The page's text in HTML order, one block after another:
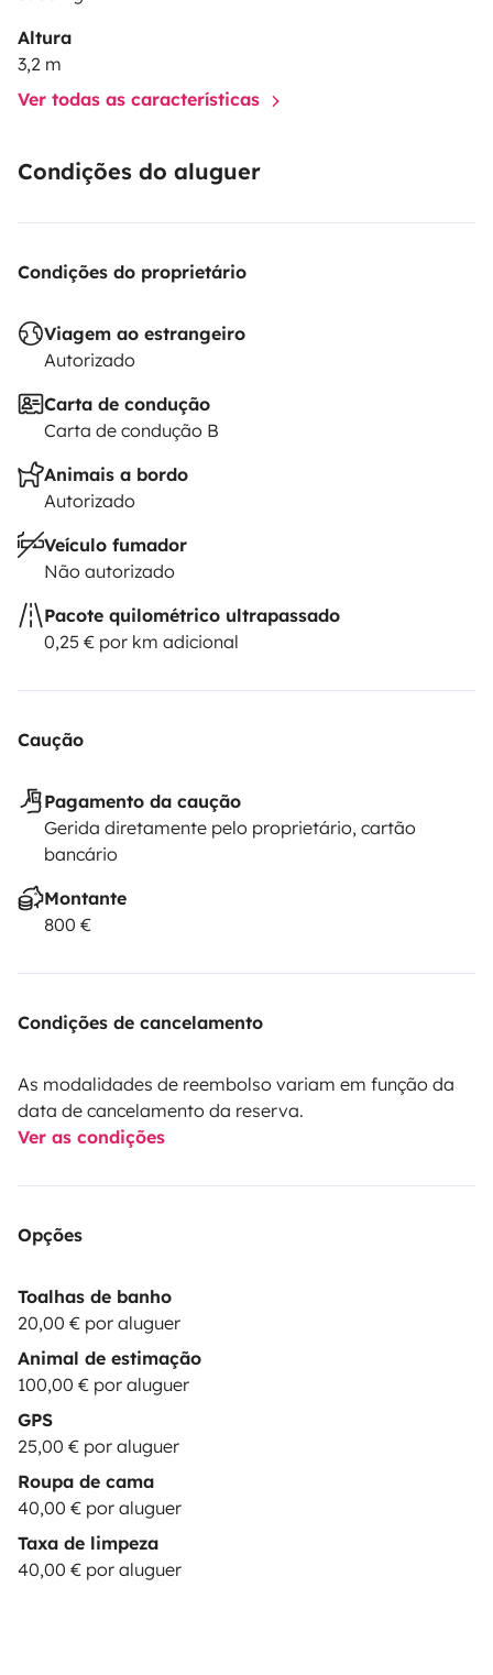
Altura
3,2 m
Ver todas as características
Condições do aluguer
Condições do proprietário
Viagem ao estrangeiro
Autorizado
Carta de condução
Carta de condução B
Animais a bordo
Autorizado
Veículo fumador
Não autorizado
Pacote quilométrico ultrapassado
0,25 € por km adicional
Caução
Pagamento da caução
Gerida diretamente pelo proprietário, cartão
bancário
Montante
800 €
Condições de cancelamento
As modalidades de reembolso variam em função da
data de cancelamento da reserva.
Ver as condições
Opções
Toalhas de banho
20,00 € por aluguer
Animal de estimação
100,00 € por aluguer
GPS
25,00 € por aluguer
Roupa de cama
40,00 € por aluguer
Taxa de limpeza
40,00 € por aluguer